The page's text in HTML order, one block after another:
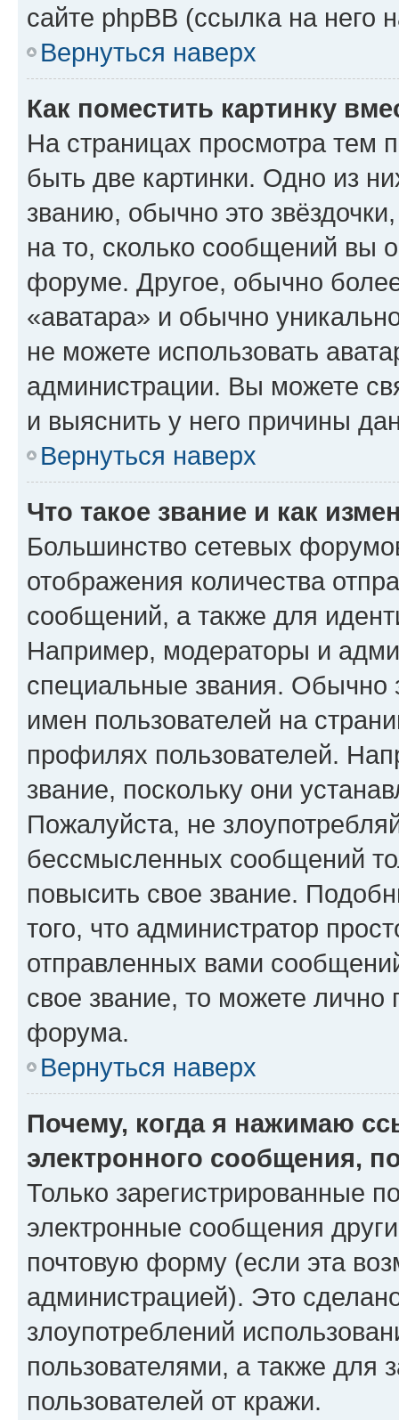
сайте phpBB (ссылка на него
Вернуться наверх
Как поместить картинку
На страницах просмотра тем
быть две картинки. Одно из
званию, обычно это
на то, сколько сообщений вы
форуме. Другое, обычно
«аватара» и обычно
не можете использовать
администрации. Вы можете
и выяснить у него причины
Вернуться наверх
Что такое звание и как
Большинство сетевых
отображения количества
сообщений, а также для
Например, модераторы и
специальные звания. Обычно
имен пользователей на
профилях пользователей.
звание, поскольку они
Пожалуйста, не
бессмысленных сообщений
повысить свое звание.
того, что администратор
отправленных вами
свое звание, то можете лично
форума.
Вернуться наверх
Почему, когда я нажимаю
электронного сообщения,
Только зарегистрированные
электронные сообщения
почтовую форму (если эта
администрацией). Это
злоупотреблений
пользователями, а также для
пользователей от кражи.